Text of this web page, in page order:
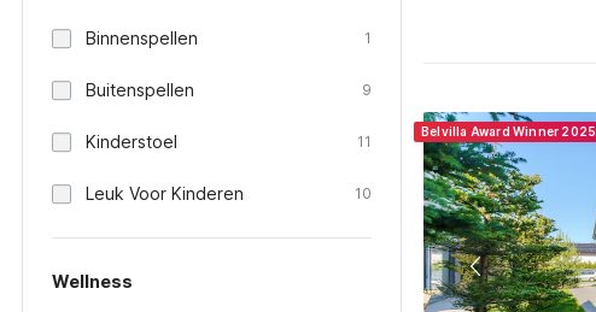
Binnenspellen 1
Buitenspellen 9
Kinderstoel 11
Leuk Voor Kinderen 10
Wellness
Belvilla Award Winner 2025